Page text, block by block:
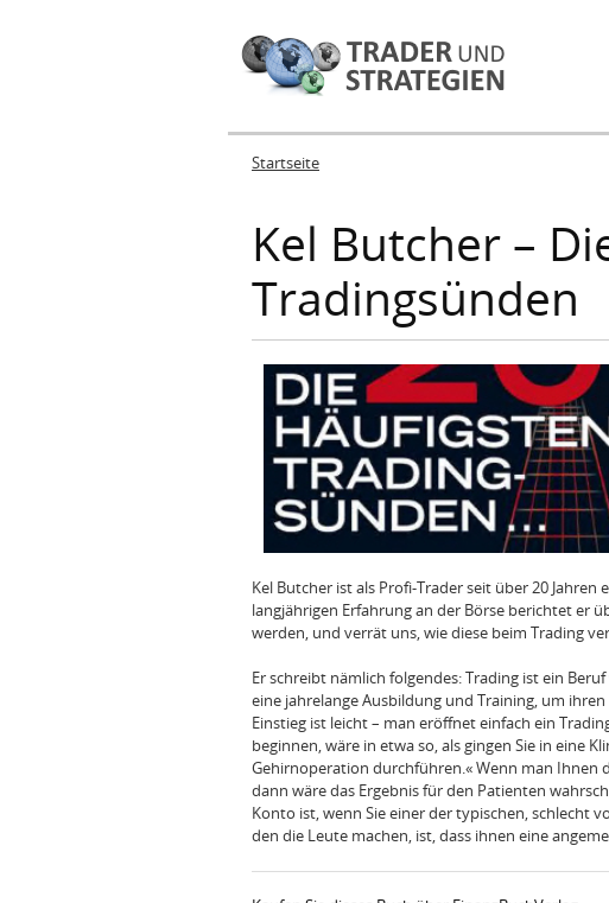
Sie sind hier
Startseite
Kel Butcher –
Tradingsünden
Kel Butcher ist als Profi-Trader seit über 20
langjährigen Erfahrung an der Börse berichtet er
werden, und verrät uns, wie diese beim Trading
Er schreibt nämlich folgendes: Trading ist ein
eine jahrelange Ausbildung und Training, um
Einstieg ist leicht – man eröffnet einfach ein
beginnen, wäre in etwa so, als gingen Sie in eine
Gehirnoperation durchführen.« Wenn man Ihnen
dann wäre das Ergebnis für den Patienten
Konto ist, wenn Sie einer der typischen, schlecht
den die Leute machen, ist, dass ihnen eine